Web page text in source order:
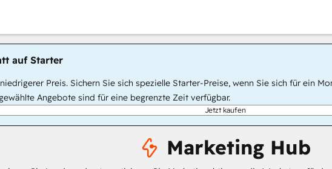
auf Starter
Preis. Sichern Sie sich spezielle Starter-Preise, wenn Sie sich für ein
Angebote sind für eine begrenzte Zeit verfügbar.
Jetzt kaufen
Marketing Hub